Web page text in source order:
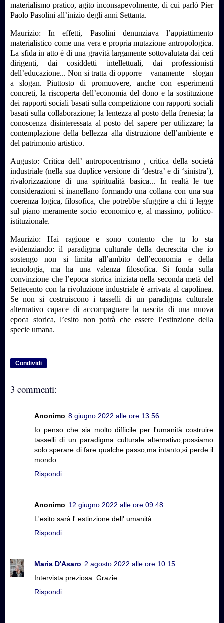
materialismo pratico, agito inconsapevolmente, di cui parlò Pier
Paolo Pasolini all’inizio degli anni Settanta.
Maurizio: In effetti, Pasolini denunziava l’appiattimento
materialistico come una vera e propria mutazione antropologica.
La sfida in atto è di una gravità largamente sottovalutata dai ceti
dirigenti, dai cosiddetti intellettuali, dai professionisti
dell’educazione... Non si tratta di opporre – vanamente – slogan
a slogan. Piuttosto di promuovere, anche con esperimenti
concreti, la riscoperta dell’economia del dono e la sostituzione
dei rapporti sociali basati sulla competizione con rapporti sociali
basati sulla collaborazione; la lentezza al posto della frenesia; la
conoscenza disinteressata al posto del sapere per utilizzare; la
contemplazione della bellezza alla distruzione dell’ambiente e
del patrimonio artistico.
Augusto: Critica dell’ antropocentrismo , critica della società
industriale (nella sua duplice versione di ‘destra’ e di ‘sinistra’),
rivalorizzazione di una spiritualità basica... In realtà le tue
considerazioni si inanellano formando una collana con una sua
coerenza logica, filosofica, che potrebbe sfuggire a chi ti legge
sul piano meramente socio–economico e, al massimo, politico-
istituzionale.
Maurizio: Hai ragione e sono contento che tu lo sta
evidenziando: il paradigma culturale della decrescita che io
sostengo non si limita all’ambito dell’economia e della
tecnologia, ma ha una valenza filosofica. Si fonda sulla
convinzione che l’epoca storica iniziata nella seconda metà del
Settecento con la rivoluzione industriale è arrivata al capolinea.
Se non si costruiscono i tasselli di un paradigma culturale
alternativo capace di accompagnare la nascita di una nuova
epoca storica, l’esito non potrà che essere l’estinzione della
specie umana.
Condividi
3 commenti:
Anonimo 8 giugno 2022 alle ore 13:56
Io penso che sia molto difficile per l'umanità costruire
tasselli di un paradigma culturale alternativo,possiamo
solo sperare di fare qualche passo,ma intanto,si perde il
mondo
Rispondi
Anonimo 12 giugno 2022 alle ore 09:48
L'esito sarà l' estinzione dell' umanità
Rispondi
Maria D'Asaro 2 agosto 2022 alle ore 10:15
Intervista preziosa. Grazie.
Rispondi